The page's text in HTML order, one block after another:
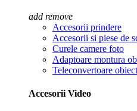
add remove
Accesorii prindere
Accesorii si piese de
Curele camere foto
Adaptoare montura
Teleconvertoare
Accesorii Video